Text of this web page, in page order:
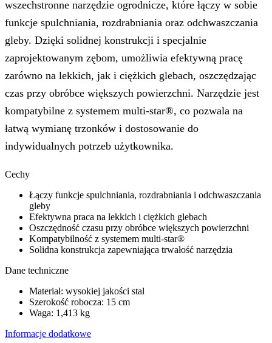
wszechstronne narzędzie ogrodnicze, które łączy w sobie
funkcje spulchniania, rozdrabniania oraz odchwaszczania
gleby. Dzięki solidnej konstrukcji i specjalnie
zaprojektowanym zębom, umożliwia efektywną pracę
zarówno na lekkich, jak i ciężkich glebach, oszczędzając
czas przy obróbce większych powierzchni. Narzędzie jest
kompatybilne z systemem multi-star®, co pozwala na
łatwą wymianę trzonków i dostosowanie do
indywidualnych potrzeb użytkownika.
Cechy
Łączy funkcje spulchniania, rozdrabniania i odchwaszczania
gleby
Efektywna praca na lekkich i ciężkich glebach
Oszczędność czasu przy obróbce większych powierzchni
Kompatybilność z systemem multi-star®
Solidna konstrukcja zapewniająca trwałość narzędzia
Dane techniczne
Materiał: wysokiej jakości stal
Szerokość robocza: 15 cm
Waga: 1,413 kg
Informacje dodatkowe